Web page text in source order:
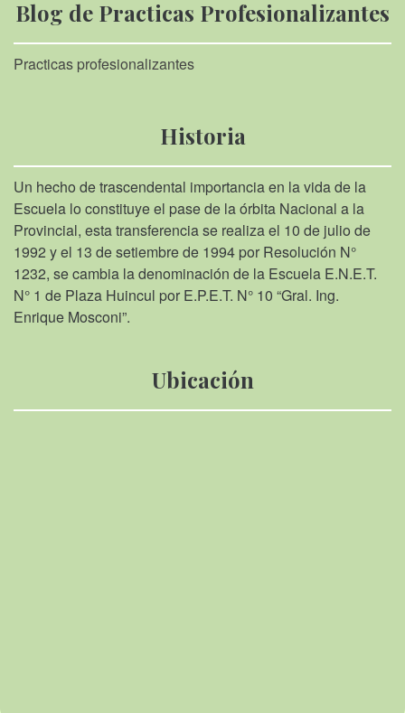
Blog de Practicas Profesionalizantes
Practicas profesionalizantes
Historia
Un hecho de trascendental importancia en la vida de la
Escuela lo constituye el pase de la órbita Nacional a la
Provincial, esta transferencia se realiza el 10 de julio de
1992 y el 13 de setiembre de 1994 por Resolución N°
1232, se cambia la denominación de la Escuela E.N.E.T.
N° 1 de Plaza Huincul por E.P.E.T. N° 10 “Gral. Ing.
Enrique Mosconi”.
Ubicación